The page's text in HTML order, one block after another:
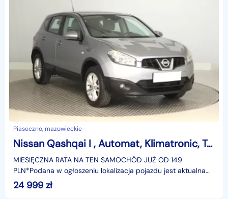
Piaseczno, mazowieckie
Nissan Qashqai I , Automat, Klimatronic, Tempomat, Parktronic,ALU
MIESIĘCZNA RATA NA TEN SAMOCHÓD JUŻ OD 149
PLN*Podana w ogłoszeniu lokalizacja pojazdu jest aktualna
na dzień wystawienia ogłoszenia. Przed przyjazdem do
salonu
24 999 zł